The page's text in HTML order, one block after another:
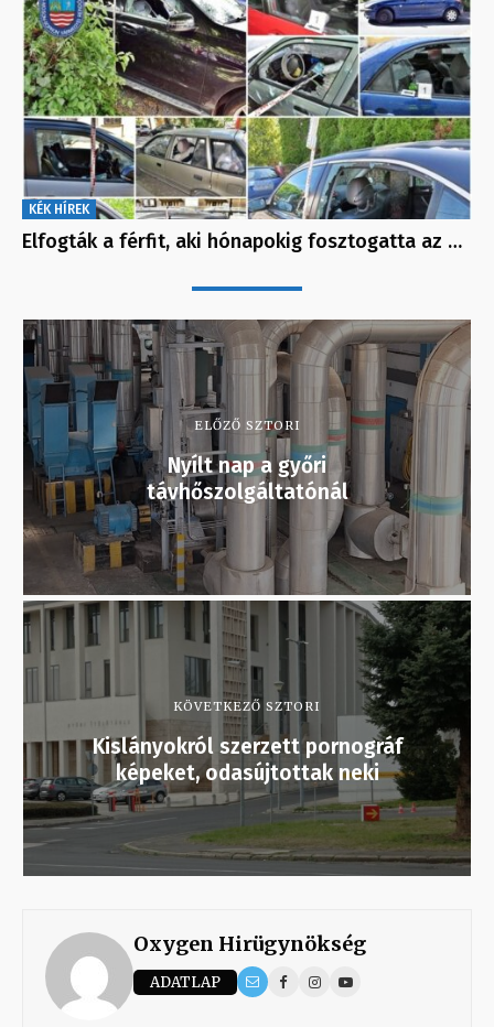
KÉK HÍREK
Elfogták a férfit, aki hónapokig fosztogatta az …
ELŐZŐ SZTORI
Nyílt nap a győri
távhőszolgáltatónál
KÖVETKEZŐ SZTORI
Kislányokról szerzett pornográf
képeket, odasújtottak neki
Oxygen Hirügynökség
ADATLAP